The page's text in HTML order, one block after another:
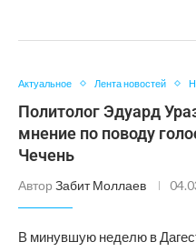
Актуальное Лента новостей
Политолог Эдуард
мнение по поводу
Чечень
Автор Забит Моллаев
В минувшую неделю в